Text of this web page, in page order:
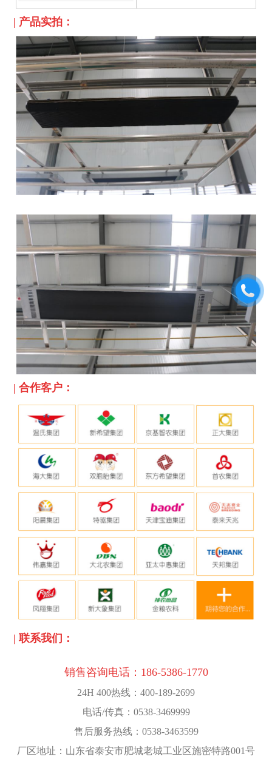
| 产品实拍：
|合作客户：
|联系我们：
销售咨询电话： 186-5386-1770
24H 400热线：400-189-2699
电话/传真：0538-3469999
售后服务热线：0538-3463599
厂区地址：山东省泰安市肥城老城工业区施密特路001号